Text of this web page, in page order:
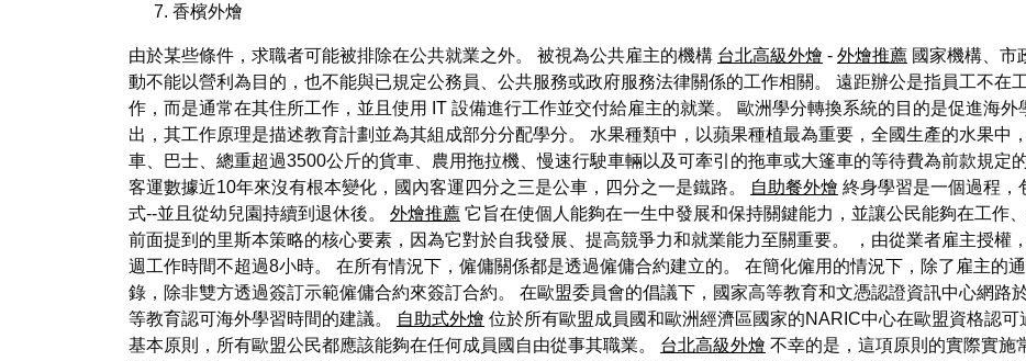
香檳外燴
由於某些條件，求職者可能被排除在公共就業之外。 被視為公共雇主的機構 台北高級外燴 - 外燴推薦 國家機構、市
動不能以營利為目的，也不能與已規定公務員、公共服務或政府服務法律關係的工作相關。 遠距辦公是指員工不在
作，而是通常在其住所工作，並且使用 IT 設備進行工作並交付給雇主的就業。 歐洲學分轉換系統的目的是促進海
出，其工作原理是描述教育計劃並為其組成部分分配學分。 水果種類中，以蘋果種植最為重要，全國生產的水果中
車、巴士、總重超過3500公斤的貨車、農用拖拉機、慢速行駛車輛以及可牽引的拖車或大篷車的等待費為前款規定
客運數據近10年來沒有根本變化，國內客運四分之三是公車，四分之一是鐵路。
自助餐外燴 終身學習是一個過程，
式--並且從幼兒園持續到退休後。 外燴推薦 它旨在使個人能夠在一生中發展和保持關鍵能力，並讓公民能夠在工作
前面提到的里斯本策略的核心要素，因為它對於自我發展、提高競爭力和就業能力至關重要。 ，由從業者雇主授權
週工作時間不超過8小時。 在所有情況下，僱傭關係都是透過僱傭合約建立的。 在簡化僱用的情況下，除了雇主的
錄，除非雙方透過簽訂示範僱傭合約來簽訂合約。 在歐盟委員會的倡議下，國家高等教育和文憑認證資訊中心網路
等教育認可海外學習時間的建議。
自助式外燴 位於所有歐盟成員國和歐洲經濟區國家的NARIC中心在歐盟資格認
基本原則，所有歐盟公民都應該能夠在任何成員國自由從事其職業。 台北高級外燴 不幸的是，這項原則的實際實施